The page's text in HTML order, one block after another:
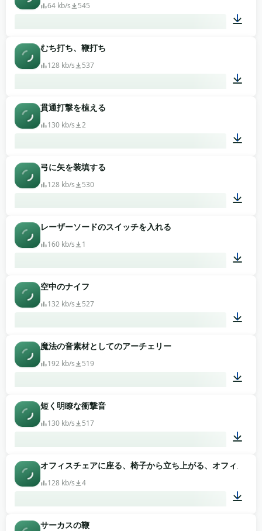
64 kb/s 545
むち打ち、鞭打ち
128 kb/s 537
貫通打撃を植える
130 kb/s 2
弓に矢を装填する
128 kb/s 530
レーザーソードのスイッチを入れる
160 kb/s 1
空中のナイフ
132 kb/s 527
魔法の音素材としてのアーチェリー
192 kb/s 519
短く明瞭な衝撃音
130 kb/s 517
00:01
オフィスチェアに座る、椅子から立ち上がる、オフィスチ
128 kb/s 4
サーカスの鞭